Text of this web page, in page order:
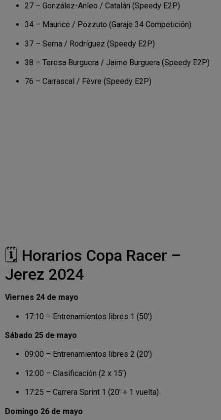
27 – González-Anleo / Catalán (Speedy E2P)
34 – Maurice / Pozzuto (Garaje 34 Competición)
37 – Serna / Rodríguez (Speedy E2P)
38 – Teresa Burguera / Jaime Burguera (Speedy E2P)
76 – Carrascal / Fèvre (Speedy E2P)
🗓️ Horarios Copa Racer –
Jerez 2024
Viernes 24 de mayo
17:10 – Entrenamientos libres 1 (50’)
Sábado 25 de mayo
09:00 – Entrenamientos libres 2 (20’)
12:00 – Clasificación (2 x 15’)
17:25 – Carrera Sprint 1 (20’ + 1 vuelta)
Domingo 26 de mayo